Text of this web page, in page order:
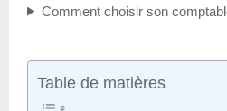
Comment choisir son
Table de matières